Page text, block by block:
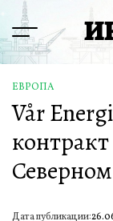
Перейти
содержимому
Menu
ОПУБЛИКОВАНО
В
ЕВРОПА
Vår
Дата публикации: